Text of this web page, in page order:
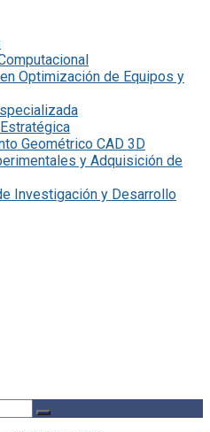
Optimización de Equipos y
Geométrico CAD 3D
y Adquisición de
Investigación y Desarrollo